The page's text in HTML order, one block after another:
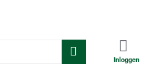
Inloggen